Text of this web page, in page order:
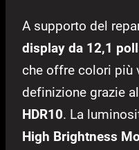
A supporto del
display da 12,1
che offre colori più
definizione grazie
HDR10. La
High Brightness